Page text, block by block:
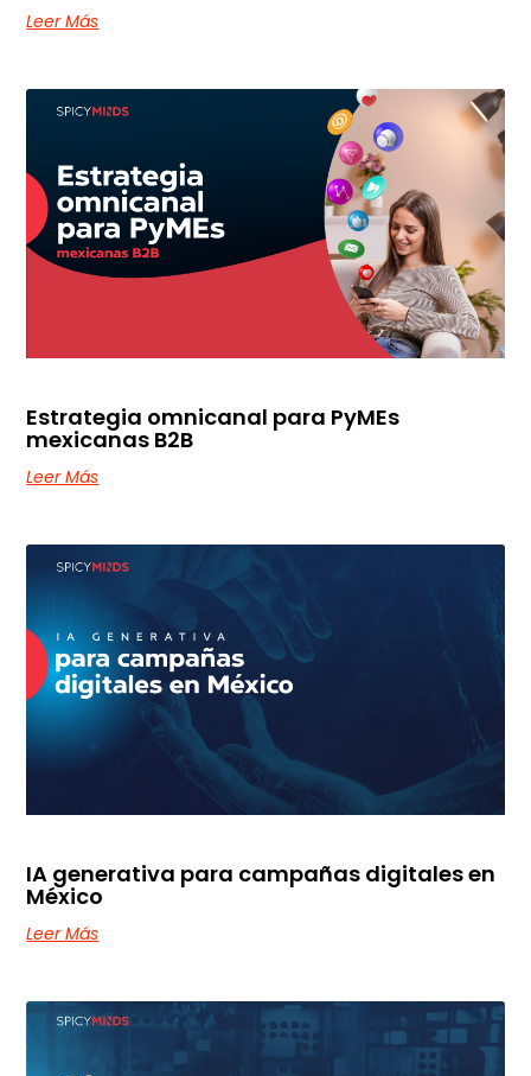
Leer Más
Estrategia omnicanal para PyMEs
mexicanas B2B
Leer Más
IA generativa para campañas digitales en
México
Leer Más